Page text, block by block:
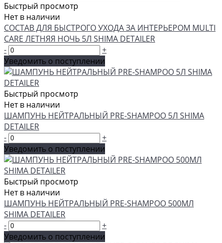
Быстрый просмотр
Нет в наличии
СОСТАВ ДЛЯ БЫСТРОГО УХОДА ЗА ИНТЕРЬЕРОМ MULTI
CARE ЛЕТНЯЯ НОЧЬ 5Л SHIMA DETAILER
-
+
Уведомить о поступлении
Быстрый просмотр
Нет в наличии
ШАМПУНЬ НЕЙТРАЛЬНЫЙ PRE-SHAMPOO 5Л SHIMA
DETAILER
-
+
Уведомить о поступлении
Быстрый просмотр
Нет в наличии
ШАМПУНЬ НЕЙТРАЛЬНЫЙ PRE-SHAMPOO 500МЛ
SHIMA DETAILER
-
+
Уведомить о поступлении